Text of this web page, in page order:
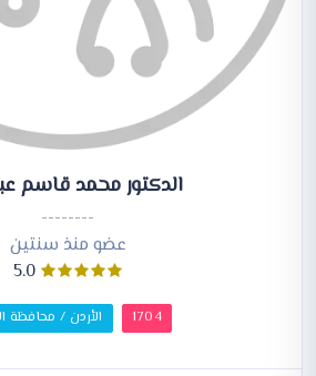
الدكتور محمد قاسم
--------
عضو منذ سنتين
5.0
1704 الأردن / محافظة